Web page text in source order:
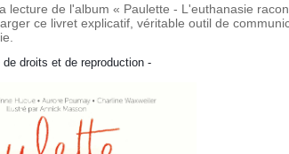
lecture de l'album « Paulette - L'euthanasie
ce livret explicatif, véritable outil de
droits et de reproduction -